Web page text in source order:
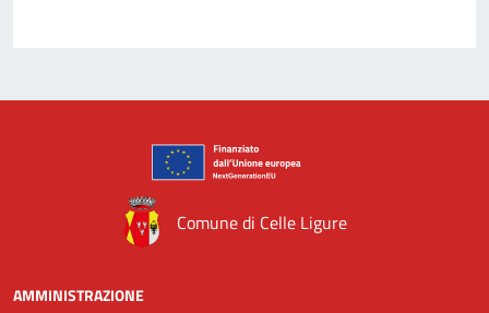
Comune di Celle Ligure
AMMINISTRAZIONE